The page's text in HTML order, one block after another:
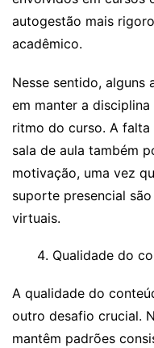
autogestão mais
acadêmico.
Nesse sentido, alguns
em manter a
ritmo do curso. A falta
sala de aula também
motivação, uma vez
suporte presencial
virtuais.
Qualidade do
A qualidade do
outro desafio crucial.
mantêm padrões